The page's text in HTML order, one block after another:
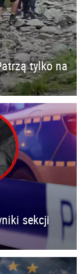
tylko na
sekcji